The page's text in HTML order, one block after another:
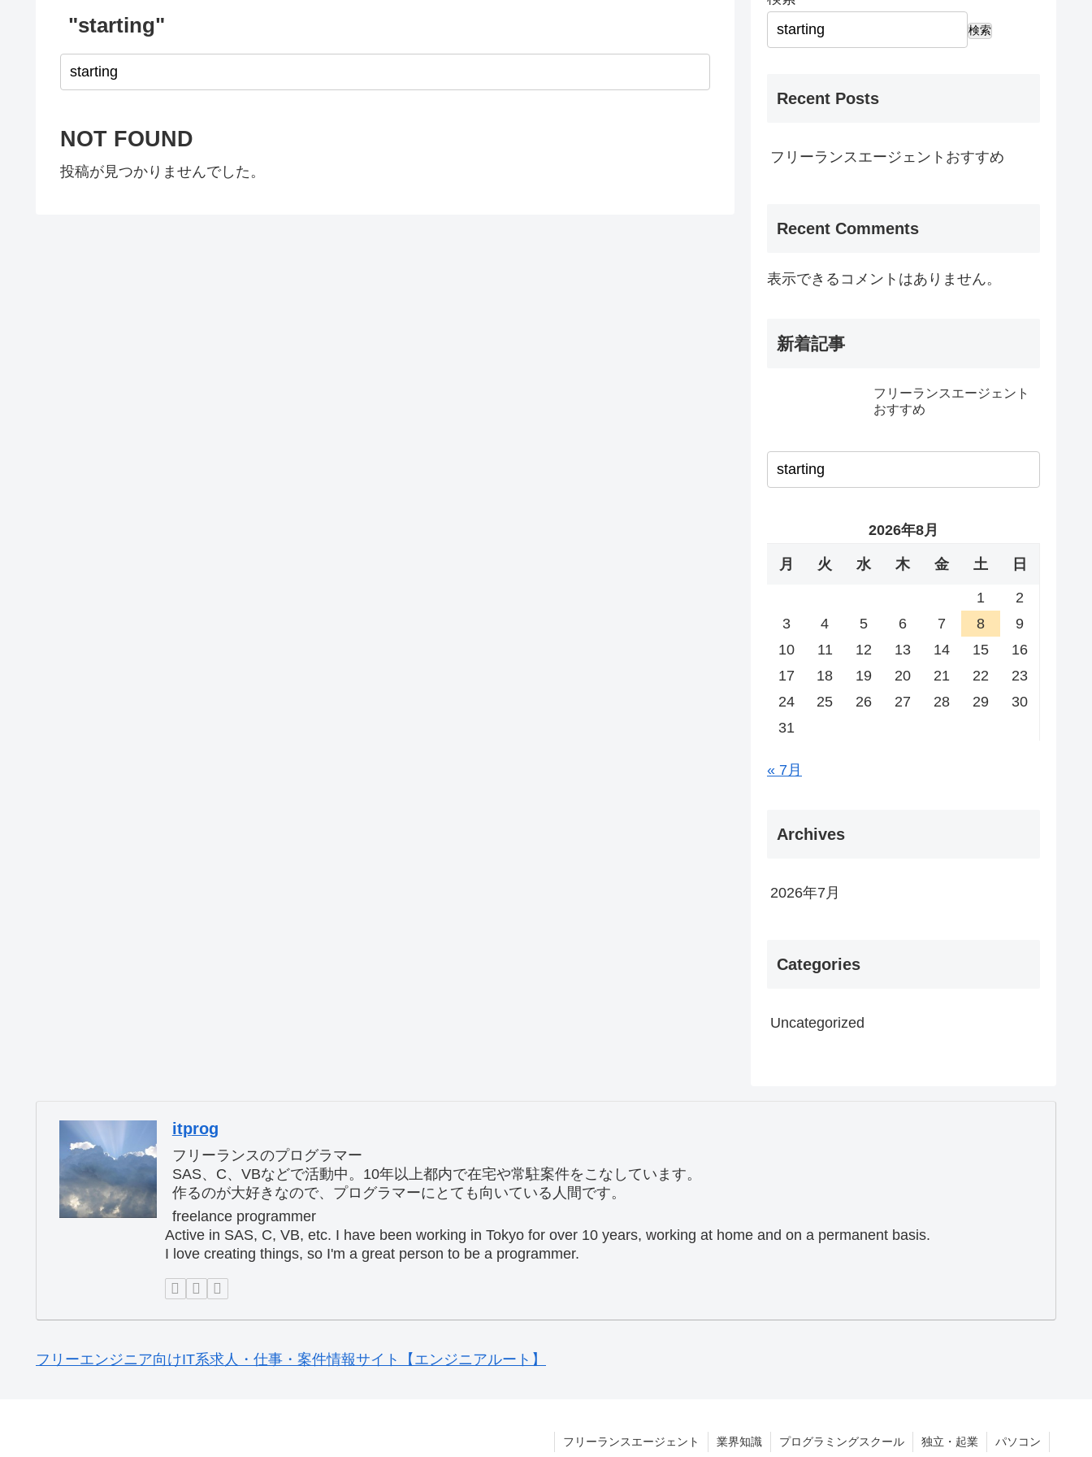
"starting"
NOT FOUND
投稿が見つかりませんでした。
検索
Recent Posts
フリーランスエージェントおすすめ
Recent Comments
表示できるコメントはありません。
新着記事
フリーランスエージェント
おすすめ
2026年8月
月 火 水 木 金 土 日
1
2
3
4 5 6 7 8
9
10
11 12 13 14 15
16
17
18 19 20 21 22
23
24
25 26 27 28 29
30
31
« 7月
Archives
2026年7月
Categories
Uncategorized
itprog
フリーランスのプログラマー
SAS、C、VBなどで活動中。10年以上都内で在宅や常駐案件をこなしています。
作るのが大好きなので、プログラマーにとても向いている人間です。
freelance programmer
Active in SAS, C, VB, etc. I have been working in Tokyo for over 10 years, working at home and on a permanent basis.
I love creating things, so I'm a great person to be a programmer.
フリーエンジニア向けIT系求人・仕事・案件情報サイト【エンジニアルート】
フリーランスエージェント 業界知識 プログラミングスクール 独立・起業 パソコン